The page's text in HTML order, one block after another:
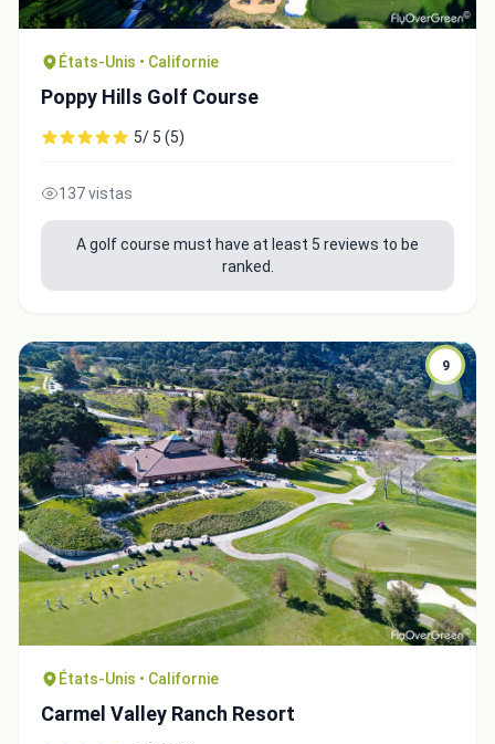
États-Unis • Californie
Poppy Hills Golf Course
5/ 5 (5)
137 vistas
A golf course must have at least 5 reviews to be
ranked.
9
États-Unis • Californie
Carmel Valley Ranch Resort